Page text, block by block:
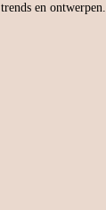
en ontwerpen.